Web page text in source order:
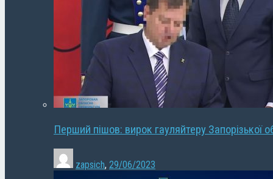
Перший пішов: вирок гауляйтеру Запорізької
zapsich, 29/06/2023